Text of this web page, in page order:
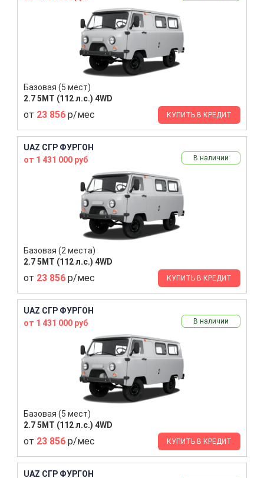
Базовая (5 мест)
2.7 5MT (112 л.с.) 4WD
от 23 856 р/мес КУПИТЬ В КРЕДИТ
UAZ СГР ФУРГОН
от 1 431 000 руб
В наличии
Базовая (2 места)
2.7 5MT (112 л.с.) 4WD
от 23 856 р/мес КУПИТЬ В КРЕДИТ
UAZ СГР ФУРГОН
от 1 431 000 руб
В наличии
Базовая (5 мест)
2.7 5MT (112 л.с.) 4WD
от 23 856 р/мес КУПИТЬ В КРЕДИТ
UAZ СГР ФУРГОН